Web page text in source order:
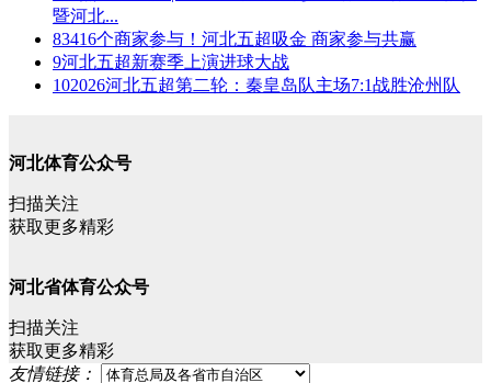
暨河北...
83416个商家参与！河北五超吸金 商家参与共赢
9河北五超新赛季上演进球大战
102026河北五超第二轮：秦皇岛队主场7:1战胜沧州队
河北体育公众号
扫描关注
获取更多精彩
河北省体育公众号
扫描关注
获取更多精彩
友情链接：